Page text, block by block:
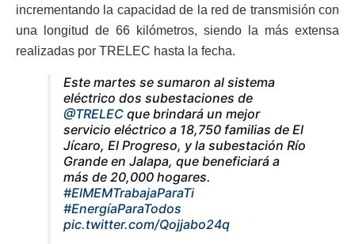
incrementando la capacidad de la red de transmisión con
una longitud de 66 kilómetros, siendo la más extensa
realizadas por TRELEC hasta la fecha.
Este martes se sumaron al sistema
eléctrico dos subestaciones de
@TRELEC que brindará un mejor
servicio eléctrico a 18,750 familias de El
Jícaro, El Progreso, y la subestación Río
Grande en Jalapa, que beneficiará a
más de 20,000 hogares.
#ElMEMTrabajaParaTi
#EnergíaParaTodos
pic.twitter.com/Qojjabo24q